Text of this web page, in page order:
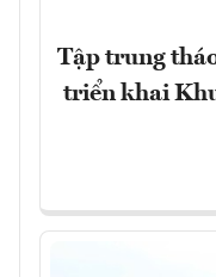
Tập trung
triển khai